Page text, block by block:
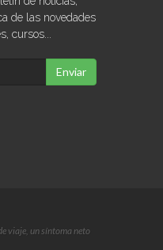
de las novedades
cursos...
Enviar
viaje, un síntoma neto